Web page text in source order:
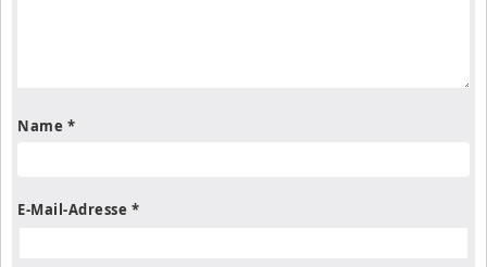
Name *
E-Mail-Adresse *